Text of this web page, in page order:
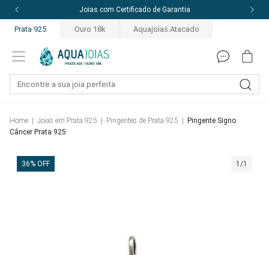
Joias com Certificado de Garantia
Prata 925 Ouro 18k Aquajoias Atacado
Home Joias em Prata 925 Pingentes de Prata 925
Pingente Signo
Câncer Prata 925
36% OFF 1/1